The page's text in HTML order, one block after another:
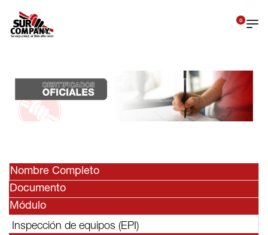
0
Nombre Completo
Documento
Módulo
Inspección de equipos (EPI)